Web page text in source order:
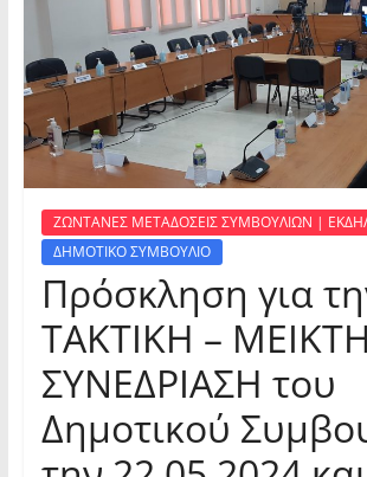
ΖΩΝΤΑΝΕΣ ΜΕΤΑΔΟΣΕΙΣ ΣΥΜΒΟΥΛΙΩΝ |
ΔΗΜΟΤΙΚΟ ΣΥΜΒΟΥΛΙΟ
Πρόσκληση για
ΤΑΚΤΙΚΗ – ΜΕΙΚΤΗ
ΣΥΝΕΔΡΙΑΣΗ του
Δημοτικού